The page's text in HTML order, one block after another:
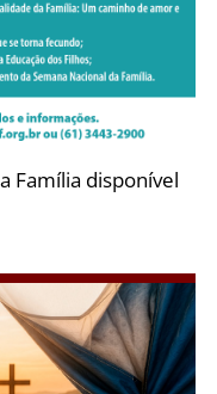
Família disponível